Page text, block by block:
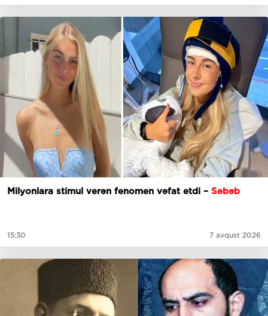
Milyonlara stimul verən fenomen vəfat etdi – Səbəb
15:30 7 avqust 2026